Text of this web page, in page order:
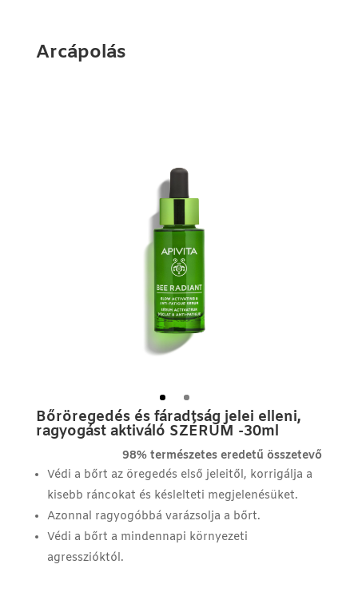
Arcápolás
Bőröregedés és fáradtság jelei elleni,
ragyogást aktiváló SZÉRUM -30ml
98% természetes eredetű összetevő
Védi a bőrt az öregedés első jeleitől, korrigálja a
kisebb ráncokat és késlelteti megjelenésüket.
Azonnal ragyogóbbá varázsolja a bőrt.
Védi a bőrt a mindennapi környezeti
agresszióktól.